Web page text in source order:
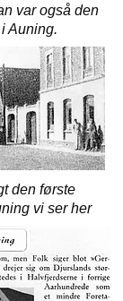
var også den
Auning.
den første
vi ser her